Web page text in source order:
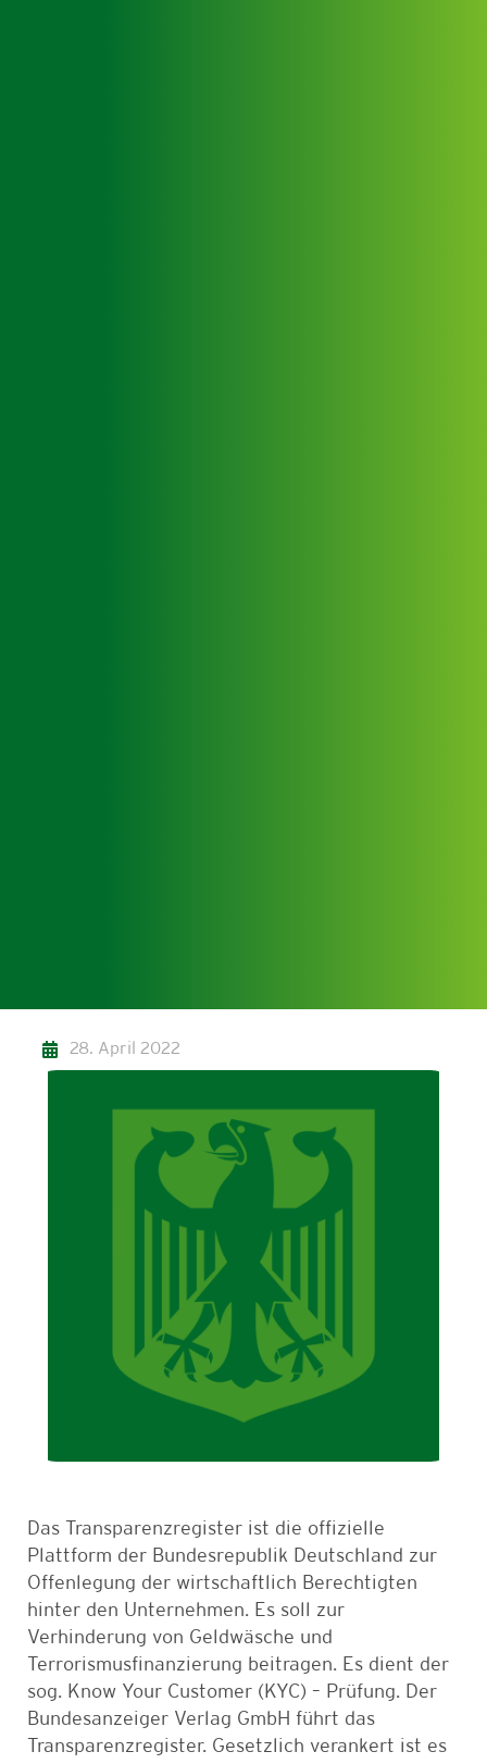
28. April 2022
Das Transparenzregister ist die offizielle
Plattform der Bundesrepublik Deutschland zur
Offenlegung der wirtschaftlich Berechtigten
hinter den Unternehmen. Es soll zur
Verhinderung von Geldwäsche und
Terrorismusfinanzierung beitragen. Es dient der
sog. Know Your Customer (KYC) – Prüfung. Der
Bundesanzeiger Verlag GmbH führt das
Transparenzregister. Gesetzlich verankert ist es